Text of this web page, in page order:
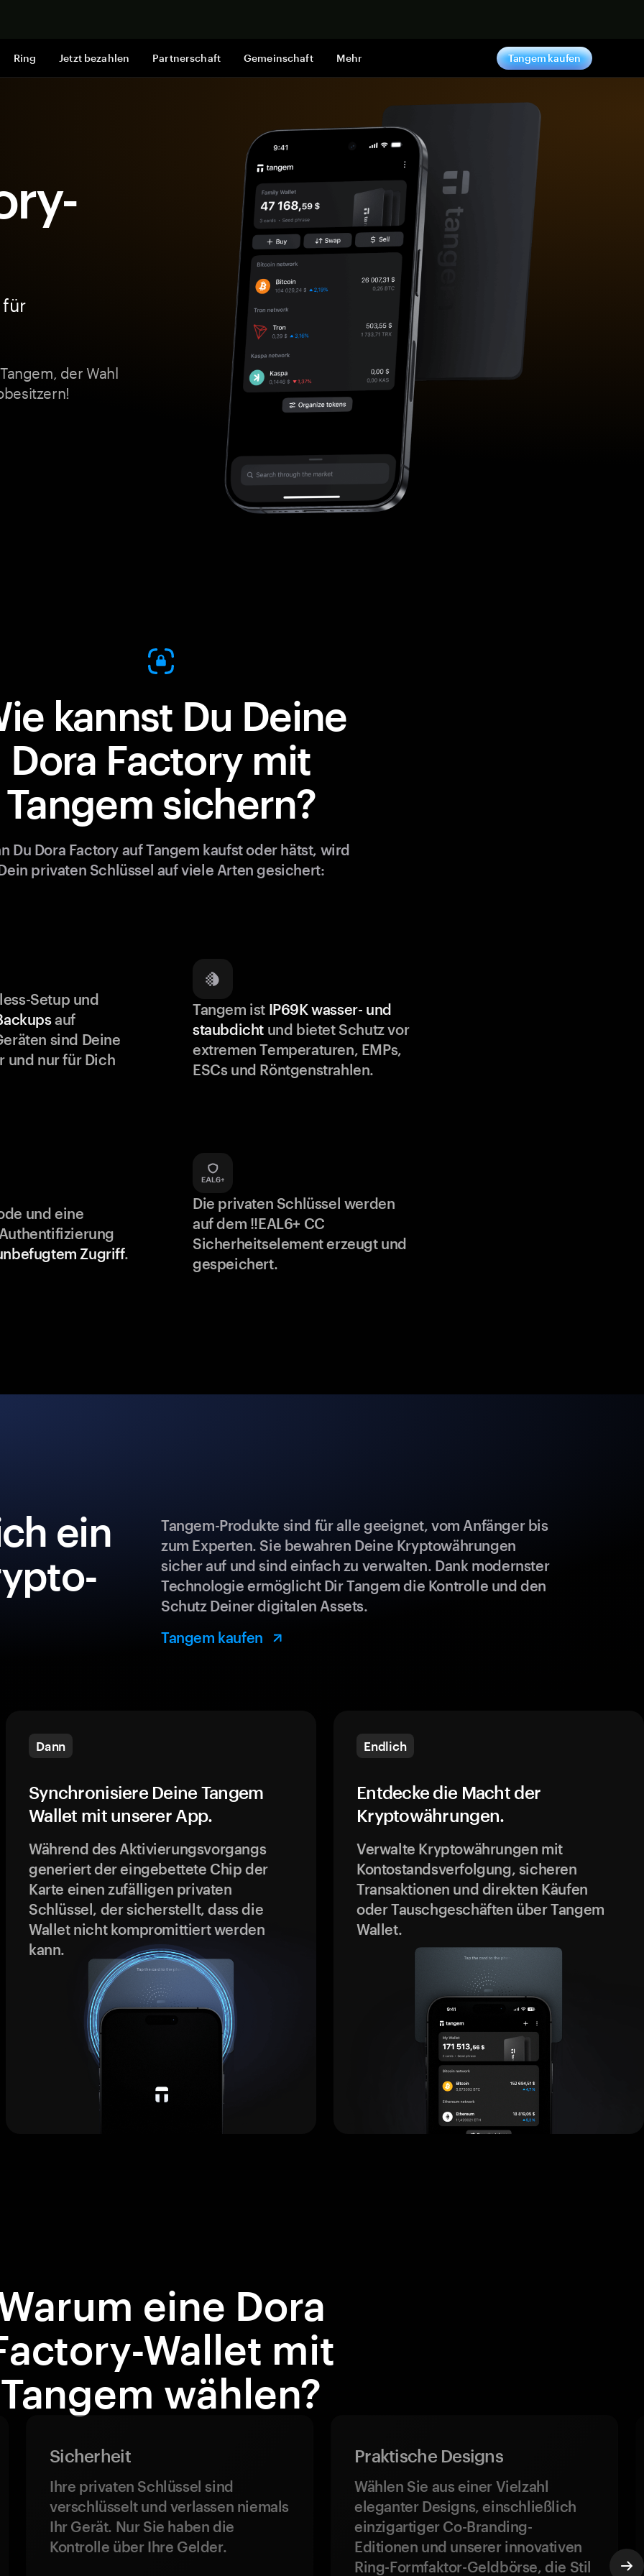
Ring Jetzt bezahlen Partnerschaft Gemeinschaft Mehr Tangem kaufen
für
der Wahl
kannst Du Deine
Dora Factory mit
Tangem sichern?
Du Dora Factory auf Tangem kaufst oder hätst, wird
privaten Schlüssel auf viele Arten gesichert:
Setup und
auf
sind Deine
und nur für Dich
Tangem ist IP69K wasser- und
staubdicht und bietet Schutz vor
extremen Temperaturen, EMPs,
ESCs und Röntgenstrahlen.
und eine
Zugriff.
Die privaten Schlüssel werden
auf dem !!EAL6+ CC
Sicherheitselement erzeugt und
gespeichert.
ein
Tangem-Produkte sind für alle geeignet, vom Anfänger bis
zum Experten. Sie bewahren Deine Kryptowährungen
sicher auf und sind einfach zu verwalten. Dank modernster
Technologie ermöglicht Dir Tangem die Kontrolle und den
Schutz Deiner digitalen Assets.
Tangem kaufen
Dann
Synchronisiere Deine Tangem
Wallet mit unserer App.
Während des Aktivierungsvorgangs
generiert der eingebettete Chip der
Karte einen zufälligen privaten
Schlüssel, der sicherstellt, dass die
Wallet nicht kompromittiert werden
kann.
Endlich
Entdecke die Macht der
Kryptowährungen.
Verwalte Kryptowährungen mit
Kontostandsverfolgung, sicheren
Transaktionen und direkten Käufen
oder Tauschgeschäften über Tangem
Wallet.
eine Dora
Wallet mit
Tangem wählen?
Sicherheit
Ihre privaten Schlüssel sind
verschlüsselt und verlassen niemals
Ihr Gerät. Nur Sie haben die
Kontrolle über Ihre Gelder.
Praktische Designs
Wählen Sie aus einer Vielzahl
eleganter Designs, einschließlich
einzigartiger Co-Branding-
Editionen und unserer innovativen
Ring-Formfaktor-Geldbörse, die Stil